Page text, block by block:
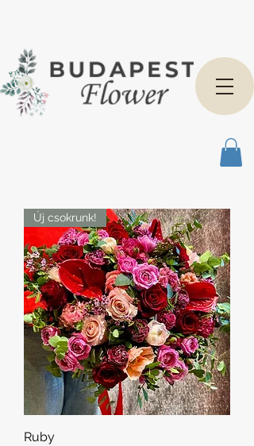
Új csokrunk!
Ruby